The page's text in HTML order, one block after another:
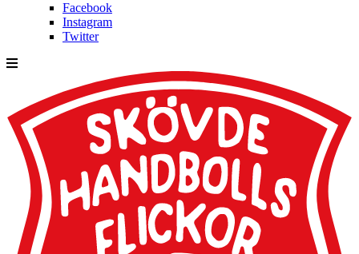
Facebook
Instagram
Twitter